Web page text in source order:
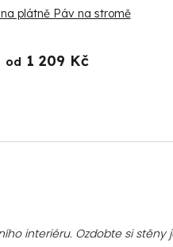
plátně Páv na stromě
od 1 209 Kč
interiéru. Ozdobte si stěny